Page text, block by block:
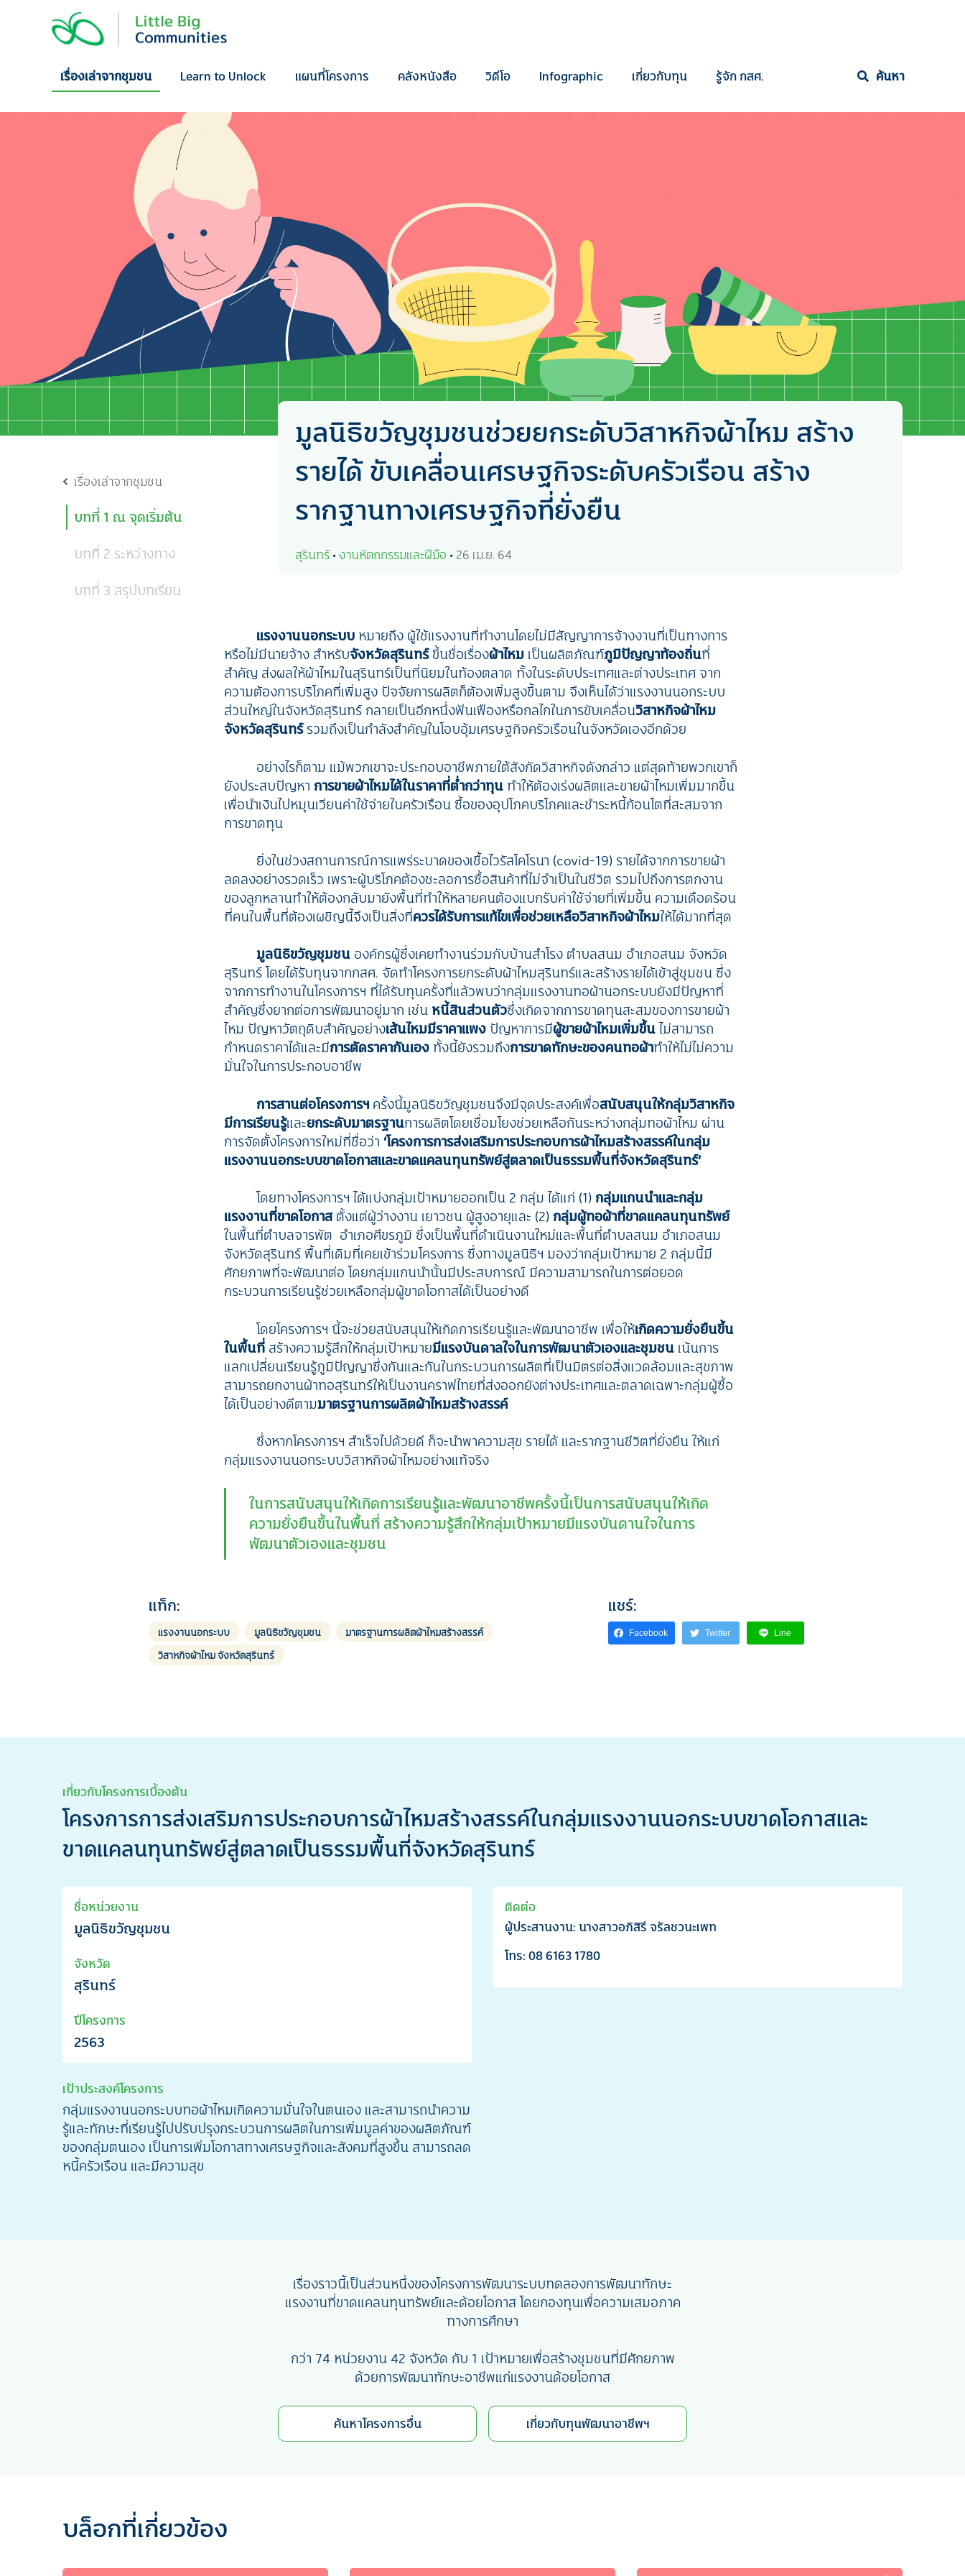
เรื่องเล่าจากชุมชน
Learn to Unlock แผนที่โครงการ คลังหนังสือ วิดีโอ Infographic เกี่ยวกับทุน รู้จัก กสศ. ค้นหา
เรื่องเล่าจากชุมชน
บทที่ 1 ณ จุดเริ่มต้น
บทที่ 2 ระหว่างทาง
บทที่ 3 สรุปบทเรียน
มูลนิธิขวัญชุมชนช่วยยกระดับวิสาหกิจผ้าไหม สร้าง
รายได้ ขับเคลื่อนเศรษฐกิจระดับครัวเรือน สร้าง
รากฐานทางเศรษฐกิจที่ยั่งยืน
สุรินทร์ •งานหัตถกรรมและฝีมือ • 26 เม.ย. 64
แรงงานนอกระบบ หมายถึง ผู้ใช้แรงงานที่ทำงานโดยไม่มีสัญญาการจ้างงานที่เป็นทางการ
หรือไม่มีนายจ้าง สำหรับจังหวัดสุรินทร์ขึ้นชื่อเรื่องผ้าไหม เป็นผลิตภัณฑ์ภูมิปัญญาท้องถิ่นที่
สำคัญ ส่งผลให้ผ้าไหมในสุรินทร์เป็นที่นิยมในท้องตลาด ทั้งในระดับประเทศและต่างประเทศ จาก
ความต้องการบริโภคที่เพิ่มสูง ปัจจัยการผลิตก็ต้องเพิ่มสูงขึ้นตาม จึงเห็นได้ว่าแรงงานนอกระบบ
ส่วนใหญ่ในจังหวัดสุรินทร์ กลายเป็นอีกหนึ่งฟันเฟืองหรือกลไกในการขับเคลื่อนวิสาหกิจผ้าไหม
จังหวัดสุรินทร์รวมถึงเป็นกำลังสำคัญในโอบอุ้มเศรษฐกิจครัวเรือนในจังหวัดเองอีกด้วย
อย่างไรก็ตาม แม้พวกเขาจะประกอบอาชีพภายใต้สังกัดวิสาหกิจดังกล่าว แต่สุดท้ายพวกเขาก็
ยังประสบปัญหา การขายผ้าไหมได้ในราคาที่ต่ำกว่าทุน ทำให้ต้องเร่งผลิตและขายผ้าไหมเพิ่มมากขึ้น
เพื่อนำเงินไปหมุนเวียนค่าใช้จ่ายในครัวเรือน ซื้อของอุปโภคบริโภคและชำระหนี้ก้อนโตที่สะสมจาก
การขาดทุน
ยิ่งในช่วงสถานการณ์การแพร่ระบาดของเชื้อไวรัสโคโรนา (covid-19) รายได้จากการขายผ้า
ลดลงอย่างรวดเร็ว เพราะผู้บริโภคต้องชะลอการซื้อสินค้าที่ไม่จำเป็นในชีวิต รวมไปถึงการตกงาน
ของลูกหลานทำให้ต้องกลับมายังพื้นที่ทำให้หลายคนต้องแบกรับค่าใช้จ่ายที่เพิ่มขึ้น ความเดือดร้อน
ที่คนในพื้นที่ต้องเผชิญนี้จึงเป็นสิ่งที่ควรได้รับการแก้ไขเพื่อช่วยเหลือวิสาหกิจผ้าไหมให้ได้มากที่สุด
มูลนิธิขวัญชุมชน องค์กรผู้ซึ่งเคยทำงานร่วมกับบ้านสำโรง ตำบลสนม อำเภอสนม จังหวัด
สุรินทร์ โดยได้รับทุนจากกสศ. จัดทำโครงการยกระดับผ้าไหมสุรินทร์และสร้างรายได้เข้าสู่ชุมชน ซึ่ง
จากการทำงานในโครงการฯ ที่ได้รับทุนครั้งที่แล้วพบว่ากลุ่มแรงงานทอผ้านอกระบบยังมีปัญหาที่
สำคัญซึ่งยากต่อการพัฒนาอยู่มาก เช่นหนี้สินส่วนตัวซึ่งเกิดจากการขาดทุนสะสมของการขายผ้า
ไหม ปัญหาวัตถุดิบสำคัญอย่างเส้นไหมมีราคาแพง ปัญหาการมีผู้ขายผ้าไหมเพิ่มขึ้นไม่สามารถ
กำหนดราคาได้และมีการตัดราคากันเอง ทั้งนี้ยังรวมถึงการขาดทักษะของคนทอผ้าทำให้ไม่ไม่ความ
มั่นใจในการประกอบอาชีพ
การสานต่อโครงการฯ ครั้งนี้มูลนิธิขวัญชุมชนจึงมีจุดประสงค์เพื่อสนับสนุนให้กลุ่มวิสาหกิจ
มีการเรียนรู้และยกระดับมาตรฐานการผลิตโดยเชื่อมโยงช่วยเหลือกันระหว่างกลุ่มทอผ้าไหม ผ่าน
การจัดตั้งโครงการใหม่ที่ชื่อว่า ‘โครงการการส่งเสริมการประกอบการผ้าไหมสร้างสรรค์ในกลุ่ม
แรงงานนอกระบบขาดโอกาสและขาดแคลนทุนทรัพย์สู่ตลาดเป็นธรรมพื้นที่จังหวัดสุรินทร์’
โดยทางโครงการฯ ได้แบ่งกลุ่มเป้าหมายออกเป็น 2 กลุ่ม ได้แก่ (1)กลุ่มแกนนำและกลุ่ม
แรงงานที่ขาดโอกาสตั้งแต่ผู้ว่างงาน เยาวชน ผู้สูงอายุและ (2)กลุ่มผู้ทอผ้าที่ขาดแคลนทุนทรัพย์
ในพื้นที่ตำบลจารพัต อำเภอศีขรภูมิ ซึ่งเป็นพื้นที่ดำเนินงานใหม่และพื้นที่ตำบลสนม อำเภอสนม
จังหวัดสุรินทร์ พื้นที่เดิมที่เคยเข้าร่วมโครงการ ซึ่งทางมูลนิธิฯ มองว่ากลุ่มเป้าหมาย 2 กลุ่มนี้มี
ศักยภาพที่จะพัฒนาต่อ โดยกลุ่มแกนนำนั้นมีประสบการณ์ มีความสามารถในการต่อยอด
กระบวนการเรียนรู้ช่วยเหลือกลุ่มผู้ขาดโอกาสได้เป็นอย่างดี
โดยโครงการฯ นี้จะช่วยสนับสนุนให้เกิดการเรียนรู้และพัฒนาอาชีพ เพื่อให้เกิดความยั่งยืนขึ้น
ในพื้นที่ สร้างความรู้สึกให้กลุ่มเป้าหมายมีแรงบันดาลใจในการพัฒนาตัวเองและชุมชน เน้นการ
แลกเปลี่ยนเรียนรู้ภูมิปัญญาซึ่งกันและกันในกระบวนการผลิตที่เป็นมิตรต่อสิ่งแวดล้อมและสุขภาพ
สามารถยกงานผ้าทอสุรินทร์ให้เป็นงานคราฟไทยที่ส่งออกยังต่างประเทศและตลาดเฉพาะกลุ่มผู้ซื้อ
ได้เป็นอย่างดีตามมาตรฐานการผลิตผ้าไหมสร้างสรรค์
ซึ่งหากโครงการฯ สำเร็จไปด้วยดี ก็จะนำพาความสุข รายได้ และรากฐานชีวิตที่ยั่งยืน ให้แก่
กลุ่มแรงงานนอกระบบวิสาหกิจผ้าไหมอย่างแท้จริง
ในการสนับสนุนให้เกิดการเรียนรู้และพัฒนาอาชีพครั้งนี้เป็นการสนับสนุนให้เกิด
ความยั่งยืนขึ้นในพื้นที่ สร้างความรู้สึกให้กลุ่มเป้าหมายมีแรงบันดานใจในการ
พัฒนาตัวเองและชุมชน
แท็ก:
แรงงานนอกระบบ มูลนิธิขวัญชุมชน
มาตรฐานการผลิตผ้าไหมสร้างสรรค์
วิสาหกิจผ้าไหม จังหวัดสุรินทร์
แชร์:
Facebook Twitter Line
เกี่ยวกับโครงการเบื้องต้น
โครงการการส่งเสริมการประกอบการผ้าไหมสร้างสรรค์ในกลุ่มแรงงานนอกระบบขาดโอกาสและ
ขาดแคลนทุนทรัพย์สู่ตลาดเป็นธรรมพื้นที่จังหวัดสุรินทร์
ชื่อหน่วยงาน
มูลนิธิขวัญชุมชน
จังหวัด
สุรินทร์
ปีโครงการ
2563
ติดต่อ
ผู้ประสานงาน: นางสาวอภิสิรี จรัลชวนะเพท
โทร: 08 6163 1780
เป้าประสงค์โครงการ
กลุ่มแรงงานนอกระบบทอผ้าไหมเกิดความมั่นใจในตนเอง และสามารถนำความ
รู้และทักษะที่เรียนรู้ไปปรับปรุงกระบวนการผลิตในการเพิ่มมูลค่าของผลิตภัณฑ์
ของกลุ่มตนเอง เป็นการเพิ่มโอกาสทางเศรษฐกิจและสังคมที่สูงขึ้น สามารถลด
หนี้ครัวเรือน และมีความสุข
เรื่องราวนี้เป็นส่วนหนึ่งของโครงการพัฒนาระบบทดลองการพัฒนาทักษะ
แรงงานที่ขาดแคลนทุนทรัพย์และด้อยโอกาส โดยกองทุนเพื่อความเสมอภาค
ทางการศึกษา
กว่า 74 หน่วยงาน 42 จังหวัด กับ 1 เป้าหมายเพื่อสร้างชุมชนที่มีศักยภาพ
ด้วยการพัฒนาทักษะอาชีพแก่แรงงานด้อยโอกาส
ค้นหาโครงการอื่น เกี่ยวกับทุนพัฒนาอาชีพฯ
บล็อกที่เกี่ยวข้อง